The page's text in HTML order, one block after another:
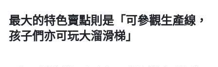
最大的特色賣點則是「可參觀生產線，
孩子們亦可玩大溜滑梯」